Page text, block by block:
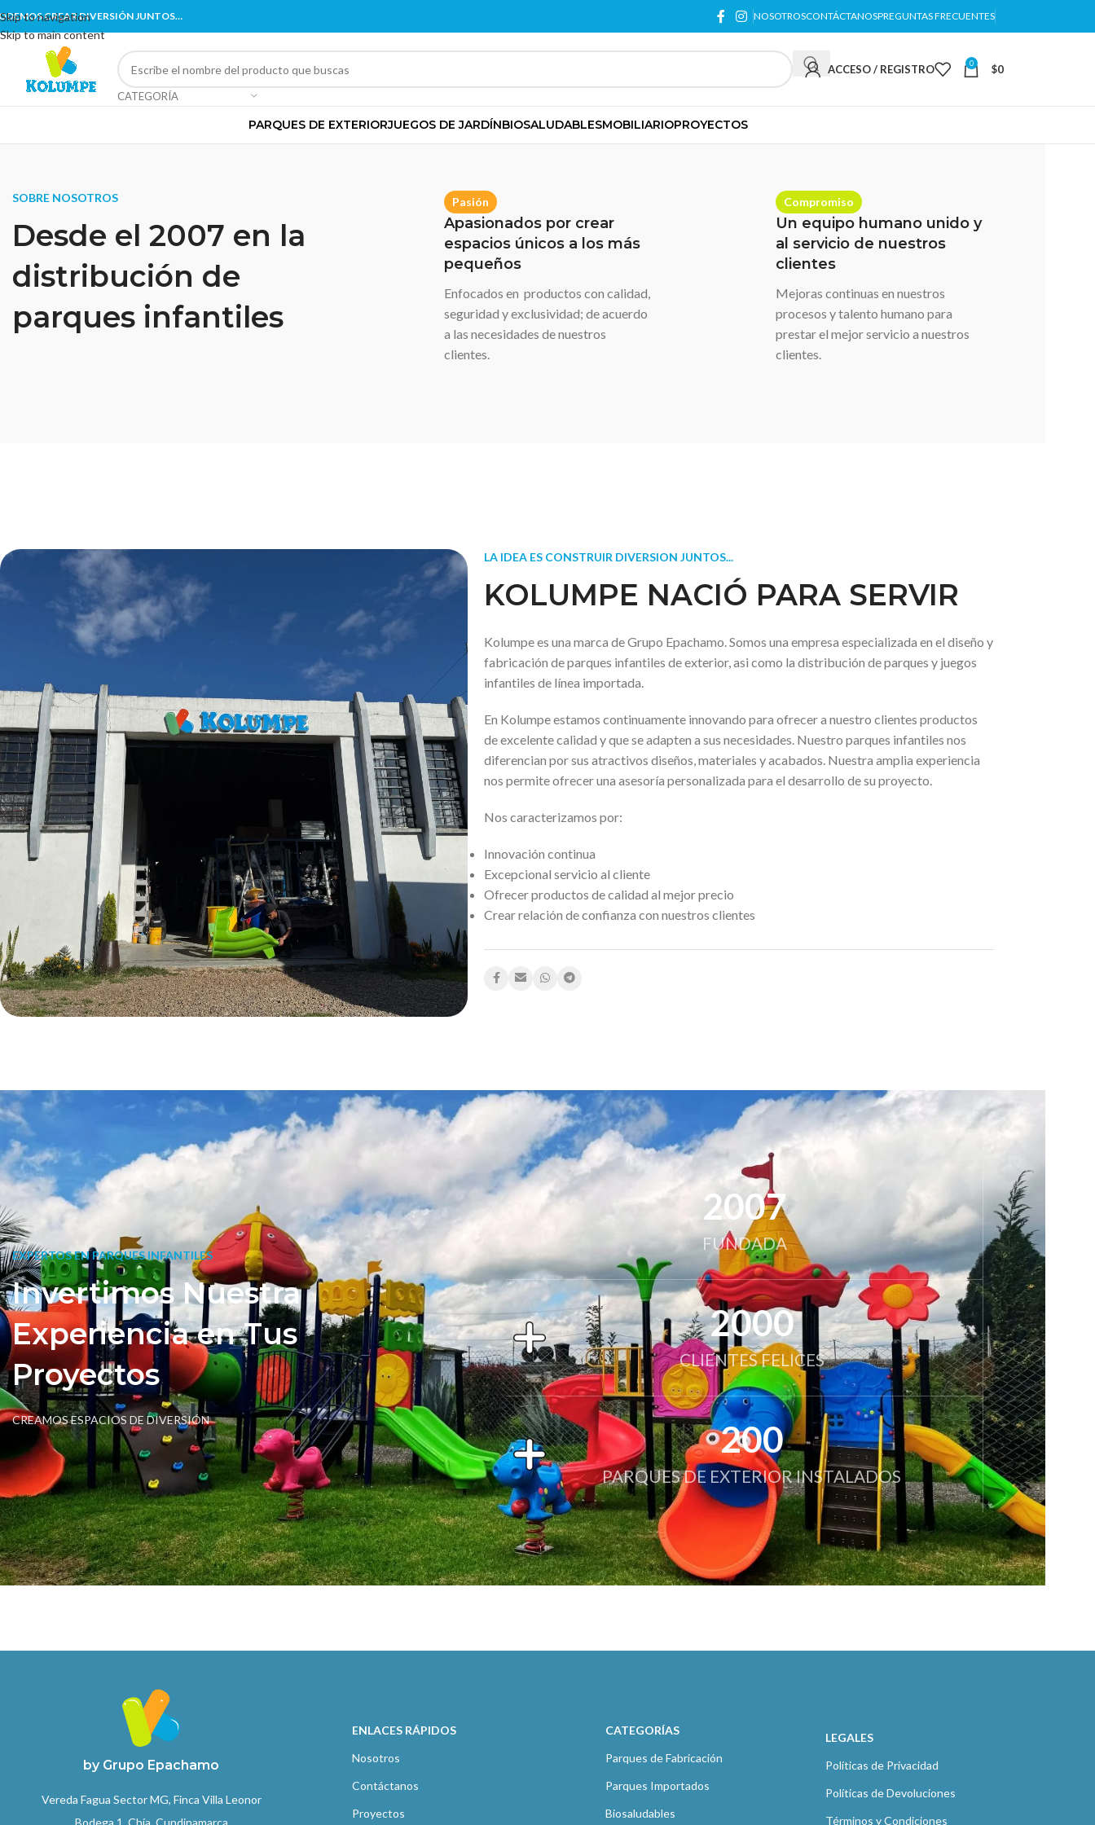
Skip to navigation
Skip to main content
CREAR DIVERSIÓN JUNTOS… NOSOTROSCONTÁCTANOSPREGUNTAS FRECUENTES
CATEGORÍA
ACCESO / REGISTRO 0 $0
PARQUES DE EXTERIORJUEGOS DE JARDÍNBIOSALUDABLESMOBILIARIOPROYECTOS
SOBRE NOSOTROS
Desde el 2007 en la
distribución de
parques infantiles
Pasión
Apasionados por crear
espacios únicos a los más
pequeños
Enfocados en productos con calidad,
seguridad y exclusividad; de acuerdo
a las necesidades de nuestros
clientes.
Compromiso
Un equipo humano unido y
al servicio de nuestros
clientes
Mejoras continuas en nuestros
procesos y talento humano para
prestar el mejor servicio a nuestros
clientes.
LA IDEA ES CONSTRUIR DIVERSION JUNTOS...
KOLUMPE NACIÓ PARA SERVIR
Kolumpe es una marca de Grupo Epachamo. Somos una empresa especializada en el diseño y
fabricación de parques infantiles de exterior, asi como la distribución de parques y juegos
infantiles de línea importada.
En Kolumpe estamos continuamente innovando para ofrecer a nuestro clientes productos
de excelente calidad y que se adapten a sus necesidades. Nuestro parques infantiles nos
diferencian por sus atractivos diseños, materiales y acabados. Nuestra amplia experiencia
nos permite ofrecer una asesoría personalizada para el desarrollo de su proyecto.
Nos caracterizamos por:
Innovación continua
Excepcional servicio al cliente
Ofrecer productos de calidad al mejor precio
Crear relación de confianza con nuestros clientes
EXPERTOS EN PARQUES INFANTILES
Invertimos Nuestra
Experiencia en Tus
Proyectos
CREAMOS ESPACIOS DE DIVERSIÓN
2007
FUNDADA
2000
CLIENTES FELICES
200
PARQUES DE EXTERIOR INSTALADOS
by Grupo Epachamo
Vereda Fagua Sector MG, Finca Villa Leonor
Bodega 1. Chía, Cundinamarca
ENLACES RÁPIDOS
Nosotros
Contáctanos
Proyectos
CATEGORÍAS
Parques de Fabricación
Parques Importados
Biosaludables
LEGALES
Políticas de Privacidad
Políticas de Devoluciones
Términos y Condiciones